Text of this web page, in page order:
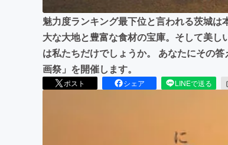
魅力度ランキング最下位と言われる茨城
大な大地と豊富な食材の宝庫。そして美
は私たちだけでしょうか。 あなたにその
画祭」を開催します。
ポスト シェア LINEで送る